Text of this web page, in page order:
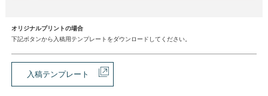
オリジナルプリントの場合
下記ボタンから入稿用テンプレートをダウンロードしてください。
入稿テンプレート